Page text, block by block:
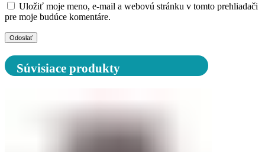
Uložiť moje meno, e-mail a webovú stránku v tomto prehliadači
pre moje budúce komentáre.
Súvisiace produkty